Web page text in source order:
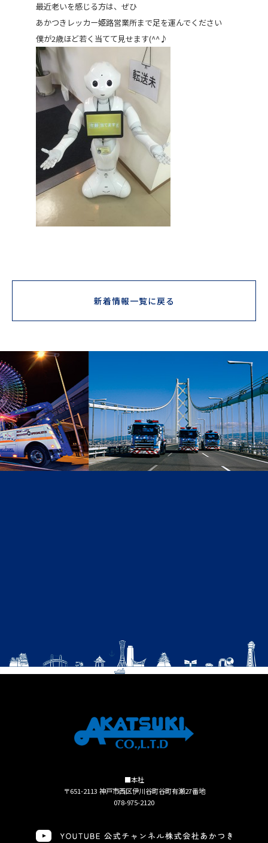
最近老いを感じる方は、ぜひ
あかつきレッカー姫路営業所まで足を運んでください
僕が2歳ほど若く当てて見せます(^^♪
新着情報一覧に戻る
■本社
〒651-2113 神戸市西区伊川谷町谷町有瀬27番地
078-975-2120